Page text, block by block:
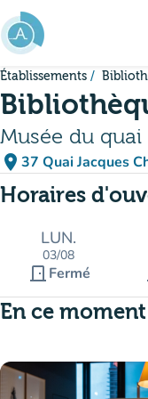
Aller au contenu
Établissements
Musée du
place 37 Quai Jacques
Horaires
LUN.
03/08
door_front Fermé
En ce moment